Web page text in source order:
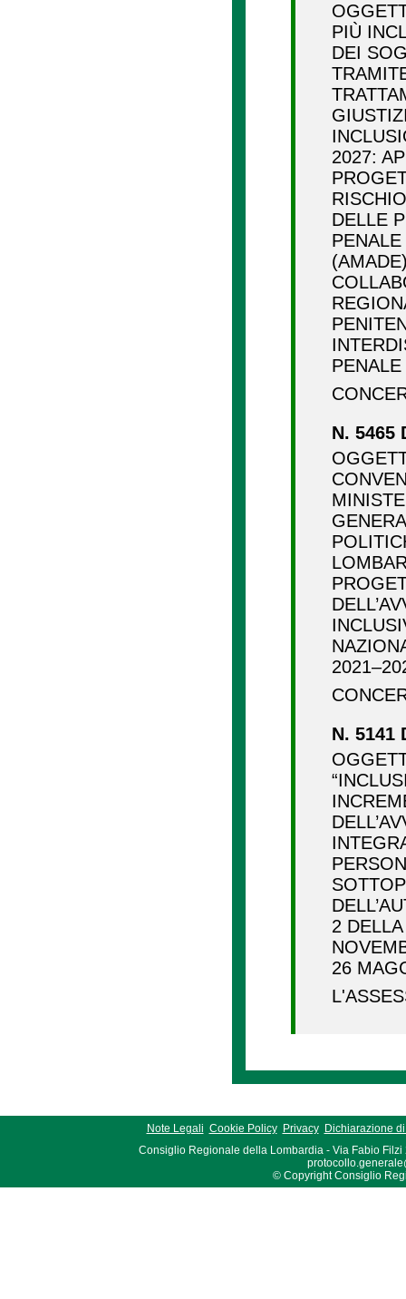
PIÙ
DEI
2027:
DELLE
N. 5465
N. 5141
2
26
Note Legali Cookie Policy Privacy
Dichiarazione
Consiglio Regionale della Lombardia - Via Fabio Filzi
© Copyright Consiglio